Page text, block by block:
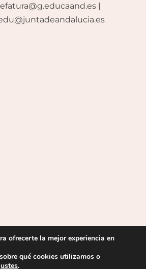
|
ofrecerte la mejor experiencia en
qué cookies utilizamos o
.